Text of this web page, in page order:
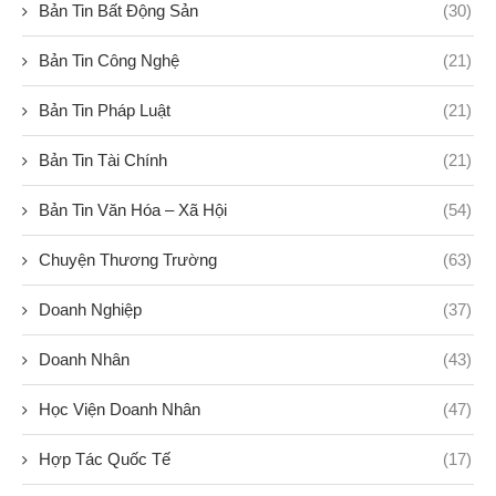
Bản Tin Bất Động Sản (30)
Bản Tin Công Nghệ (21)
Bản Tin Pháp Luật (21)
Bản Tin Tài Chính (21)
Bản Tin Văn Hóa – Xã Hội (54)
Chuyện Thương Trường (63)
Doanh Nghiệp (37)
Doanh Nhân (43)
Học Viện Doanh Nhân (47)
Hợp Tác Quốc Tế (17)